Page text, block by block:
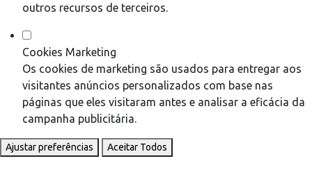
outros recursos de terceiros.
Cookies Marketing
Os cookies de marketing são usados para entregar aos
visitantes anúncios personalizados com base nas
páginas que eles visitaram antes e analisar a eficácia da
campanha publicitária.
Ajustar preferências Aceitar Todos